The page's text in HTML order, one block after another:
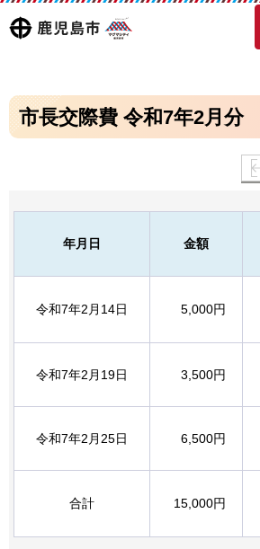
鹿児島
マグ
マシ
市長交際費 令和7年2月分
年月日 金額
令和7年2月14日 5,000円
令和7年2月19日 3,500円
令和7年2月25日 6,500円
合計 15,000円